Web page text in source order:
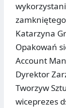
Katarzyna
Opakowań
Account
Dyrektor
Tworzyw
wiceprezes